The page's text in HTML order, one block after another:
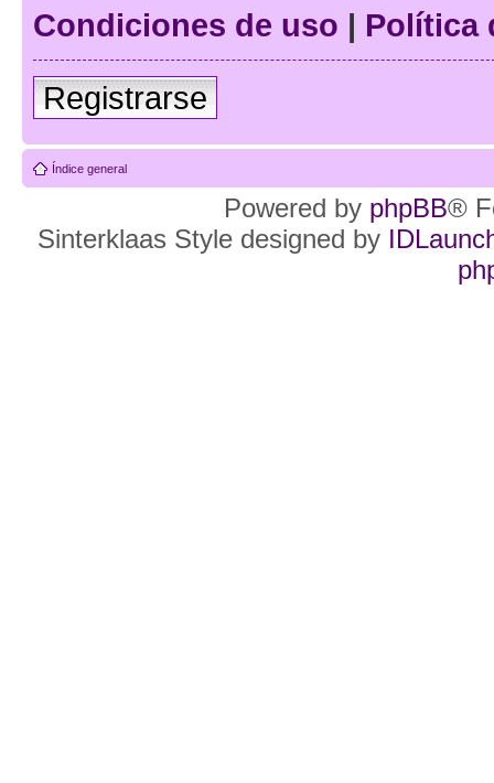
Condiciones de uso | Política
Registrarse
Índice general
Powered by phpBB®
Sinterklaas Style designed by